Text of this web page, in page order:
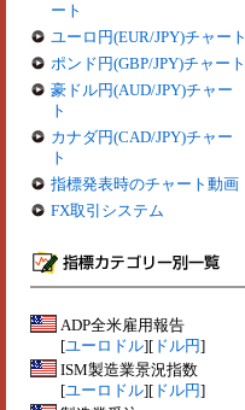
ート
ユーロ円(EUR/JPY)チャート
ポンド円(GBP/JPY)チャート
豪ドル円(AUD/JPY)チャー
ト
カナダ円(CAD/JPY)チャー
ト
指標発表時のチャート動画
FX取引システム
ADP全米雇用報告
[ユーロドル][ ドル円]
ISM製造業景況指数
[ユーロドル][ ドル円]